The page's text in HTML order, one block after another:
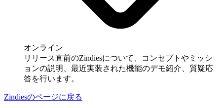
オンライン
リリース直前のZindiesについて、コンセプトやミッシ
ョンの説明、最近実装された機能のデモ紹介、質疑応
答を行います。
Zindiesのページに戻る